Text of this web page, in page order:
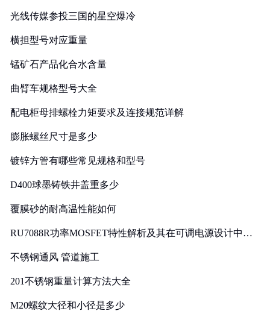
光线传媒参投三国的星空爆冷
横担型号对应重量
锰矿石产品化合水含量
曲臂车规格型号大全
配电柜母排螺栓力矩要求及连接规范详解
膨胀螺丝尺寸是多少
镀锌方管有哪些常见规格和型号
D400球墨铸铁井盖重多少
覆膜砂的耐高温性能如何
RU7088R功率MOSFET特性解析及其在可调电源设计中的
不锈钢通风 管道施工
201不锈钢重量计算方法大全
M20螺纹大径和小径是多少